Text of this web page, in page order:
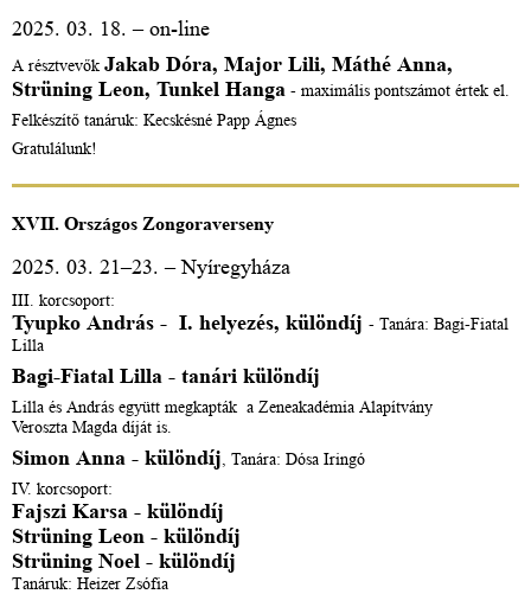
2025. 03. 18. – on-line
A résztvevők Jakab Dóra, Major Lili, Máthé Anna,
Strüning Leon, Tunkel Hanga - maximális pontszámot értek el.
Felkészítő tanáruk: Kecskésné Papp Ágnes
Gratulálunk!
XVII. Országos Zongoraverseny
2025. 03. 21–23. – Nyíregyháza
III. korcsoport:
Tyupko András - I. helyezés, különdíj - Tanára: Bagi-Fiatal
Lilla
Bagi-Fiatal Lilla - tanári különdíj
Lilla és András együtt megkapták a Zeneakadémia Alapítvány
Veroszta Magda díját is.
Simon Anna - különdíj , Tanára: Dósa Iringó
IV. korcsoport:
Fajszi Karsa - különdíj
Strüning Leon - különdíj
Strüning Noel - különdíj
Tanáruk: Heizer Zsófia